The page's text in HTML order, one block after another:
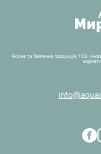
Якісна та безпечна продукція ТОВ